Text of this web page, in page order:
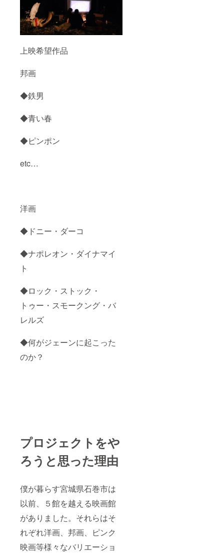
上映希望作品
邦画
◆鉄男
◆青い春
◆ピンポン
etc…
洋画
◆ドニー・ダーコ
◆ナポレオン・ダイナマイ
ト
◆ロック・ストック・
トゥー・スモークング・バ
レルズ
◆何がジェーンに起こった
のか？
プロジェクトをや
ろうと思った理由
僕が暮らす宮城県石巻市は
以前、５館を越える映画館
がありました。それらはそ
れぞれ洋画、邦画、ピンク
映画等様々なバリエーショ